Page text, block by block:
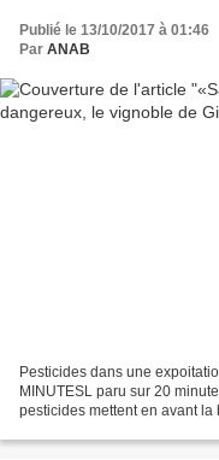
Publié le 13/10/2017 à 01:46
Par ANAB
Pesticides dans une
MINUTESL paru sur 20 minutes le 27/9/2017 Plusieurs organisations anti-
pesticides mettent en avant la